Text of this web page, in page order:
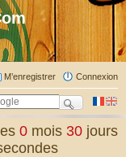
Connexion
M’enregistrer
0 mois30 jours